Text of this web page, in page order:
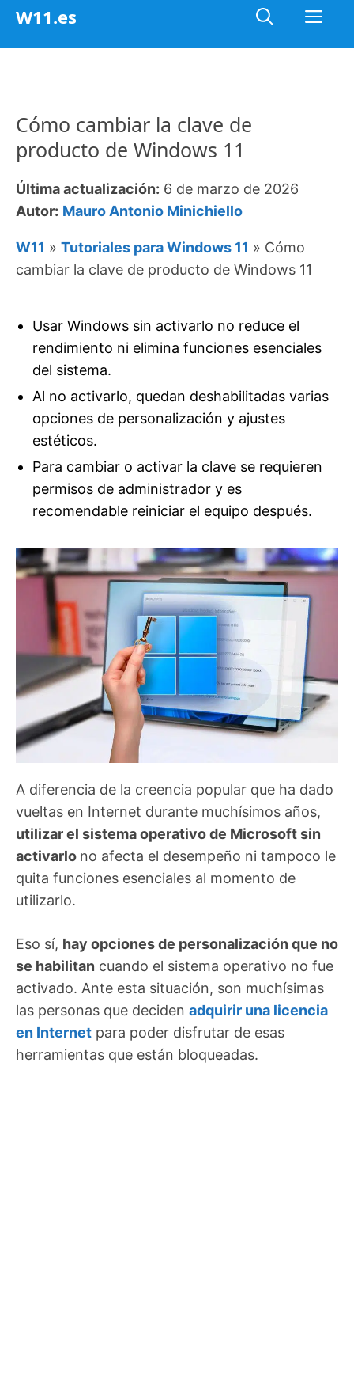
Saltar
W11.es
Cómo cambiar la clave de
producto de Windows 11
Última actualización: 6 de marzo de 2026
Autor: Mauro Antonio Minichiello
W11 » Tutoriales para Windows 11 » Cómo
cambiar la clave de producto de Windows 11
Usar Windows sin activarlo no reduce el
rendimiento ni elimina funciones esenciales
del sistema.
Al no activarlo, quedan deshabilitadas varias
opciones de personalización y ajustes
estéticos.
Para cambiar o activar la clave se requieren
permisos de administrador y es
recomendable reiniciar el equipo después.
A diferencia de la creencia popular que ha dado
vueltas en Internet durante muchísimos años,
utilizar el sistema operativo de Microsoft sin
activarlo no afecta el desempeño ni tampoco le
quita funciones esenciales al momento de
utilizarlo.
Eso sí, hay opciones de personalización que no
se habilitan cuando el sistema operativo no fue
activado. Ante esta situación, son muchísimas
las personas que deciden adquirir una licencia
en Internet para poder disfrutar de esas
herramientas que están bloqueadas.